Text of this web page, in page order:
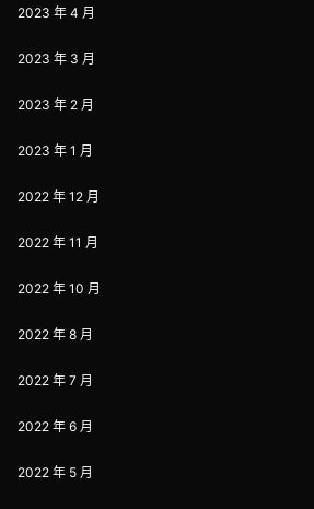
2023 年 4 月
2023 年 3 月
2023 年 2 月
2023 年 1 月
2022 年 12 月
2022 年 11 月
2022 年 10 月
2022 年 8 月
2022 年 7 月
2022 年 6 月
2022 年 5 月